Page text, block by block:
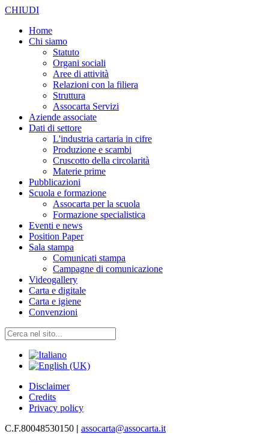
CHIUDI
Home
Chi siamo
Statuto
Organi sociali
Aree di attività
Relazioni con la filiera
Struttura
Assocarta Servizi
Aziende associate
Dati di settore
L'industria cartaria in cifre
Produzione e scambi
Cruscotto della circolarità
Materie prime
Pubblicazioni
Scuola e formazione
Assocarta per la scuola
Formazione specialistica
Eventi e news
Position Paper
Sala stampa
Comunicati stampa
Campagne di comunicazione
Videogallery
Carta e digitale
Carta e igiene
Convenzioni
Disclaimer
Credits
Privacy policy
C.F.80048530150 | assocarta@assocarta.it